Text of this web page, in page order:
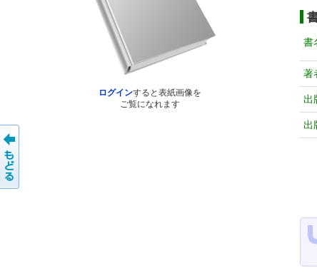
ログインすると表紙画像を
ご覧になれます
書
著
出
出